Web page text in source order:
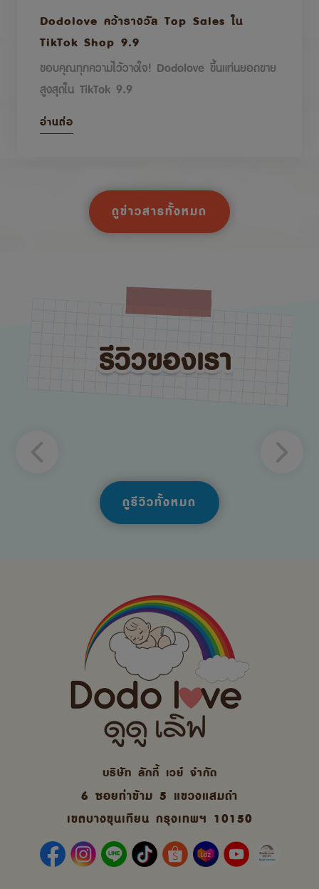
Dodolove คว้ารางวัล Top Sales ใน
TikTok Shop 9.9
ขอบคุณทุกความไว้วางใจ! Dodolove ขึ้นแท่นยอดขาย
สูงสุดใน TikTok 9.9
อ่านต่อ
ดูข่าวสารทั้งหมด
ดูรีวิวทั้งหมด
บริษัท ลักกี้ เวย์ จํากัด
6 ซอยท่าข้าม 5 แขวงแสมดำ
เขตบางขุนเทียน กรุงเทพฯ 10150